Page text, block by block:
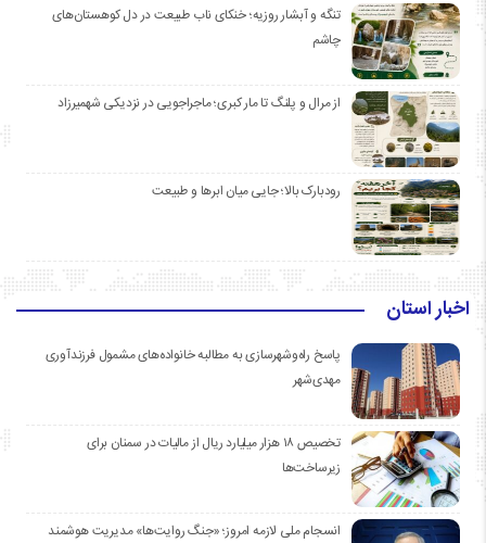
تنگه و آبشار روزیه؛ خنکای ناب طبیعت در دل کوهستان‌های
چاشم
از مرال و پلنگ تا مار کبری؛ ماجراجویی در نزدیکی شهمیرزاد
رودبارک بالا؛ جایی میان ابرها و طبیعت
اخبار استان
پاسخ راه‌وشهرسازی به مطالبه خانواده‌های مشمول فرزندآوری
مهدی‌شهر
تخصیص ۱۸ هزار میلیارد ریال از مالیات در سمنان برای
زیرساخت‌ها
انسجام ملی لازمه امروز؛ «جنگ روایت‌ها» مدیریت هوشمند